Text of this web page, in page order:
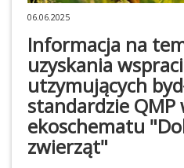
06.06.2025
Informacja na
uzyskania
utzymujących
standardzie QMP
ekoschematu
zwierząt"